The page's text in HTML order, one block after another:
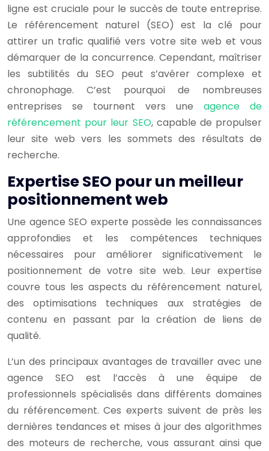
ligne est cruciale pour le succès de toute entreprise.
Le référencement naturel (SEO) est la clé pour
attirer un trafic qualifié vers votre site web et vous
démarquer de la concurrence. Cependant, maîtriser
les subtilités du SEO peut s’avérer complexe et
chronophage. C’est pourquoi de nombreuses
entreprises se tournent vers une agence de
référencement pour leur SEO, capable de propulser
leur site web vers les sommets des résultats de
recherche.
Expertise SEO pour un meilleur
positionnement web
Une agence SEO experte possède les connaissances
approfondies et les compétences techniques
nécessaires pour améliorer significativement le
positionnement de votre site web. Leur expertise
couvre tous les aspects du référencement naturel,
des optimisations techniques aux stratégies de
contenu en passant par la création de liens de
qualité.
L’un des principaux avantages de travailler avec une
agence SEO est l’accès à une équipe de
professionnels spécialisés dans différents domaines
du référencement. Ces experts suivent de près les
dernières tendances et mises à jour des algorithmes
des moteurs de recherche, vous assurant ainsi que